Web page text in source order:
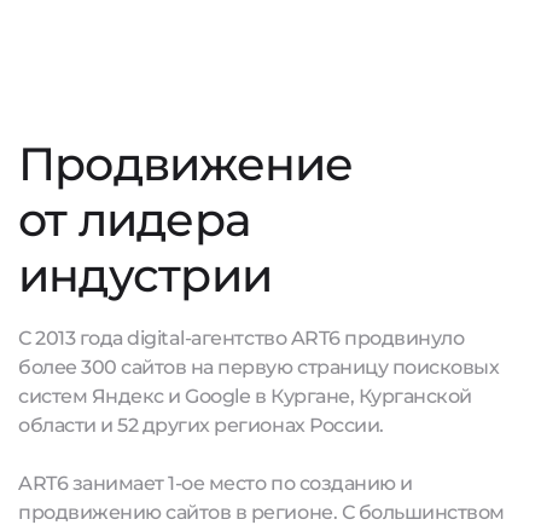
Продвижение
от лидера
индустрии
С 2013 года digital-агентство ART6 продвинуло
более 300 сайтов на первую страницу поисковых
систем Яндекс и Google в Кургане, Курганской
области и 52 других регионах России.
ART6 занимает 1-ое место по созданию и
продвижению сайтов в регионе. С большинством